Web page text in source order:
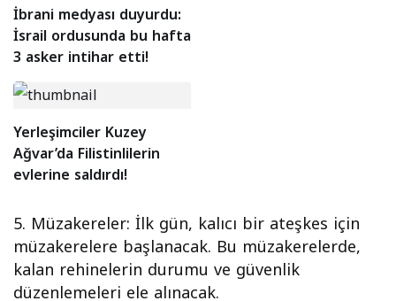
İbrani medyası duyurdu:
İsrail ordusunda bu hafta
3 asker intihar etti!
Yerleşimciler Kuzey
Ağvar’da Filistinlilerin
evlerine saldırdı!
5.⁠ ⁠Müzakereler: İlk gün, kalıcı bir ateşkes için
müzakerelere başlanacak. Bu müzakerelerde,
kalan rehinelerin durumu ve güvenlik
düzenlemeleri ele alınacak.